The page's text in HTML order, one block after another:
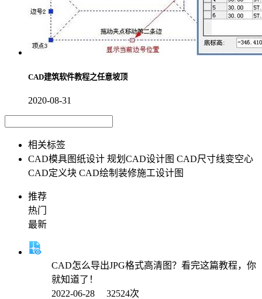
CAD建筑软件教程之任意坡顶
2020-08-31
相关标签
CAD模具图纸设计 规划CAD设计图 CAD尺寸线变空心
CAD定义块 CAD绘制装修施工设计图
推荐
热门
最新
CAD怎么导出JPG格式高清图？看完这篇教程，你
就知道了！
2022-06-28 32524次